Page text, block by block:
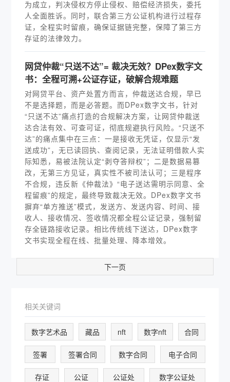
为成立，判决侵权方停止侵权、赔偿经济损失，委托
人全面胜诉。同时，联合第三方公证机构进行过程存
证，全程实时留痕，确保证据链完整，保障了第三方
存证的法律效力。
网贷仲裁“只送不达”= 裁决无效？DPex数字文
书：全程可溯+公证存证，破解合规难题
对网贷平台、资产处置方而言，仲裁送达合规，早已
不是选择题，而是必答题。而DPex数字文书，针对
“只送不达”痛点打造的合规解决方案，让网贷仲裁送
达合法有效、可查可证，彻底规避执行风险。“只送不
达”的痛点集中在三点：一是接收无凭证，仅显示“发
送成功”，无已读回执、查阅记录，无法证明借款人实
际知悉，易被法院认定“剥夺答辩权”；二是数据易篡
改，无第三方见证，真实性不被司法认可；三是程序
不合规，违反新《仲裁法》“电子送达需明示同意、全
程留痕”的规定，最终导致裁决无效。DPex数字文书
摒弃“单方推送”模式，发送方、发送内容、时间、接
收人、接收情况、签收情况都全程公证记录，强制留
存全链路接收记录。相比传统线下送达，DPex数字
文书实现全程在线、批量处理、降本增效。
下一页
相关关键词
数字艺术品 藏品 nft 数字nft 合同
签署 签署合同 数字合同 电子合同
存证 公证 公证处 数字公证处